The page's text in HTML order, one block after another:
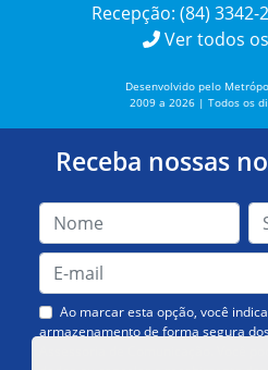
Recepção: (84) 3342-
Ver todos
Desenvolvido pelo
2009 a 2026 | Todos os
Receba nossas
Ao marcar esta opção, você
armazenamento de forma segura